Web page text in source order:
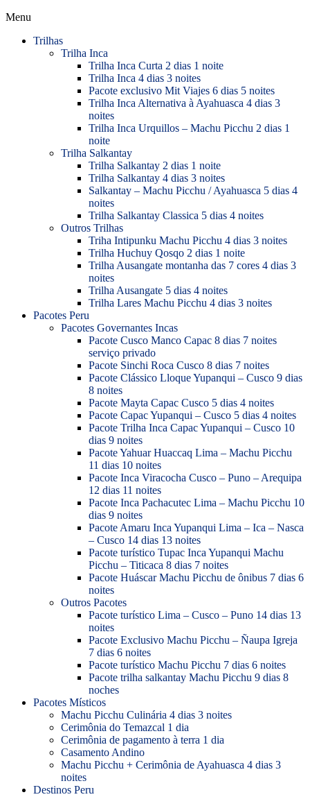
Menu
Trilhas
Trilha Inca
Trilha Inca Curta 2 dias 1 noite
Trilha Inca 4 dias 3 noites
Pacote exclusivo Mit Viajes 6 dias 5 noites
Trilha Inca Alternativa à Ayahuasca 4 dias 3
noites
Trilha Inca Urquillos – Machu Picchu 2 dias 1
noite
Trilha Salkantay
Trilha Salkantay 2 dias 1 noite
Trilha Salkantay 4 dias 3 noites
Salkantay – Machu Picchu / Ayahuasca 5 dias 4
noites
Trilha Salkantay Classica 5 dias 4 noites
Outros Trilhas
Triha Intipunku Machu Picchu 4 dias 3 noites
Trilha Huchuy Qosqo 2 dias 1 noite
Trilha Ausangate montanha das 7 cores 4 dias 3
noites
Trilha Ausangate 5 dias 4 noites
Trilha Lares Machu Picchu 4 dias 3 noites
Pacotes Peru
Pacotes Governantes Incas
Pacote Cusco Manco Capac 8 dias 7 noites
serviço privado
Pacote Sinchi Roca Cusco 8 dias 7 noites
Pacote Clássico Lloque Yupanqui – Cusco 9 dias
8 noites
Pacote Mayta Capac Cusco 5 dias 4 noites
Pacote Capac Yupanqui – Cusco 5 dias 4 noites
Pacote Trilha Inca Capac Yupanqui – Cusco 10
dias 9 noites
Pacote Yahuar Huaccaq Lima – Machu Picchu
11 dias 10 noites
Pacote Inca Viracocha Cusco – Puno – Arequipa
12 dias 11 noites
Pacote Inca Pachacutec Lima – Machu Picchu 10
dias 9 noites
Pacote Amaru Inca Yupanqui Lima – Ica – Nasca
– Cusco 14 dias 13 noites
Pacote turístico Tupac Inca Yupanqui Machu
Picchu – Titicaca 8 dias 7 noites
Pacote Huáscar Machu Picchu de ônibus 7 dias 6
noites
Outros Pacotes
Pacote turístico Lima – Cusco – Puno 14 dias 13
noites
Pacote Exclusivo Machu Picchu – Ñaupa Igreja
7 dias 6 noites
Pacote turístico Machu Picchu 7 dias 6 noites
Pacote trilha salkantay Machu Picchu 9 dias 8
noches
Pacotes Místicos
Machu Picchu Culinária 4 dias 3 noites
Cerimônia do Temazcal 1 dia
Cerimônia de pagamento à terra 1 dia
Casamento Andino
Machu Picchu + Cerimônia de Ayahuasca 4 dias 3
noites
Destinos Peru